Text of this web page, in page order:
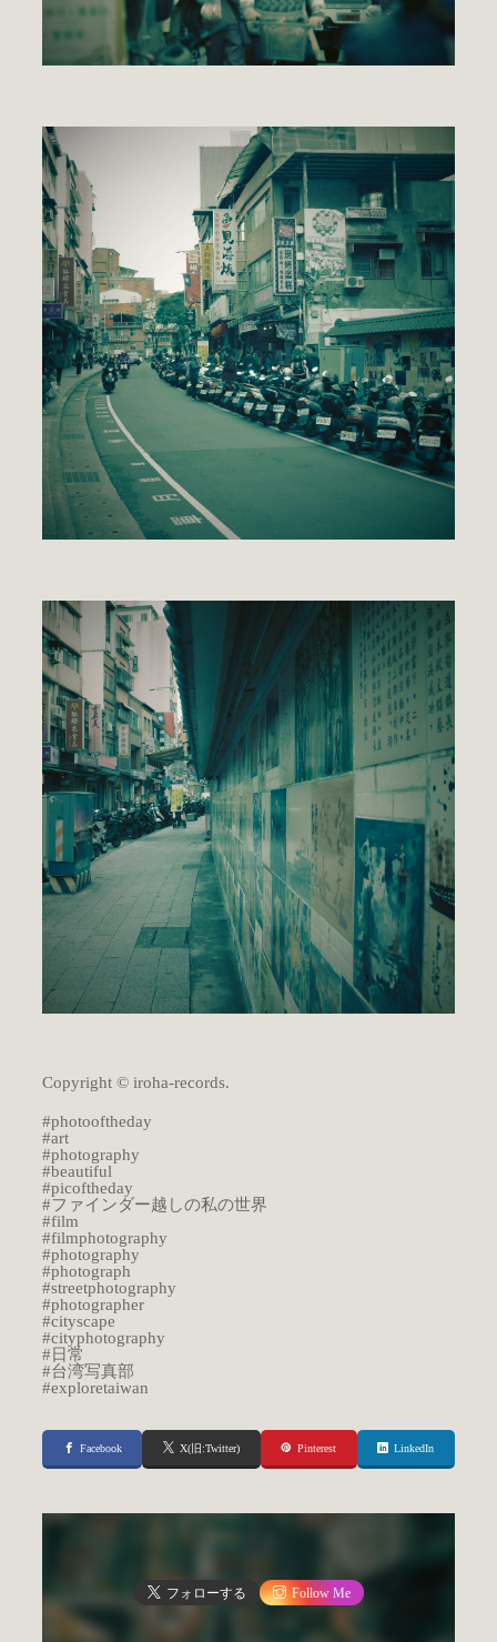
Copyright © iroha-records.
#photooftheday
#art
#photography
#beautiful
#picoftheday
#ファインダー越しの私の世界
#film
#filmphotography
#photography
#photograph
#streetphotography
#photographer
#cityscape
#cityphotography
#日常
#台湾写真部
#exploretaiwan
Facebook X(旧:Twitter) Pinterest LinkedIn
フォローする Follow Me